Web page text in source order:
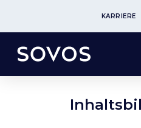
KARRIERE